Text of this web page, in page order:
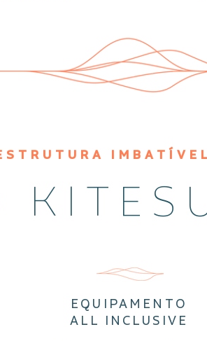
EQUIPAMENTO
ALL INCLUSIVE